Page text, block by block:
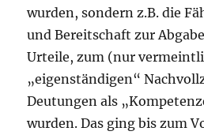
wurden, sondern z.B. die
und Bereitschaft zur
Urteile, zum (nur
„eigenständigen“
Deutungen als
wurden. Das ging bis zum